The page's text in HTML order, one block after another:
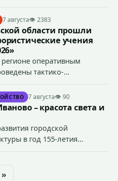
7 августа👁 2383
области прошли
учения
регионе оперативным
тактико-
акта на объекте
власти.
7 августа👁 90
– красота света и
городской
в год 155-летия
исторических
»